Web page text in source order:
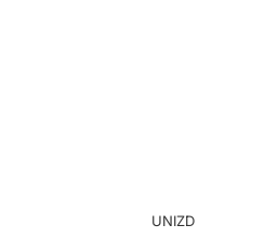
UNIZD